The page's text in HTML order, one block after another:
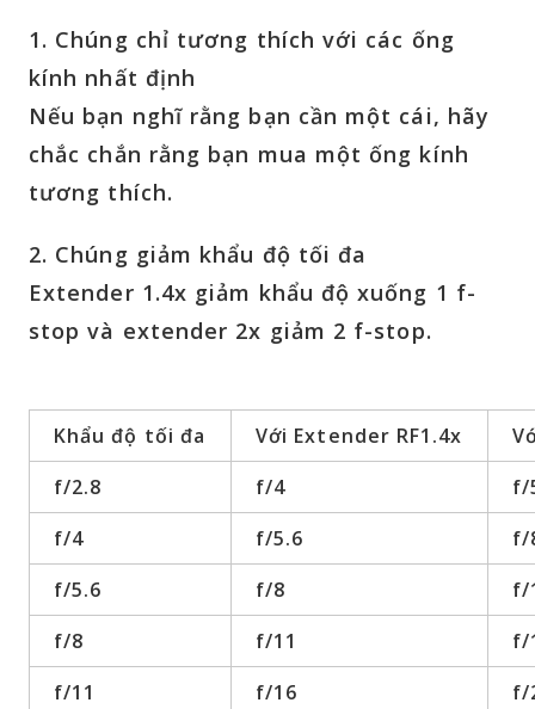
1. Chúng chỉ tương thích với các ống
kính nhất định
Nếu bạn nghĩ rằng bạn cần một cái, hãy
chắc chắn rằng bạn mua một ống kính
tương thích.
2. Chúng giảm khẩu độ tối đa
Extender 1.4x giảm khẩu độ xuống 1 f-
stop và extender 2x giảm 2 f-stop.
Khẩu độ tối đa Với Extender RF1.4x
f/2.8
f/4
f/
f/4
f/5.6
f/
f/5.6
f/8
f/
f/8
f/11
f/
f/11
f/16 f/